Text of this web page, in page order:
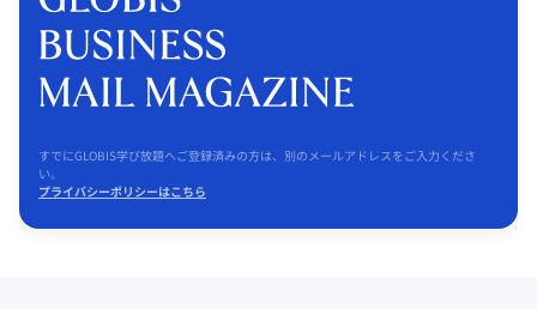
すでにGLOBIS学び放題へご登録済みの方は、別のメールアドレスをご入力くださ
い。
プライバシーポリシーはこちら